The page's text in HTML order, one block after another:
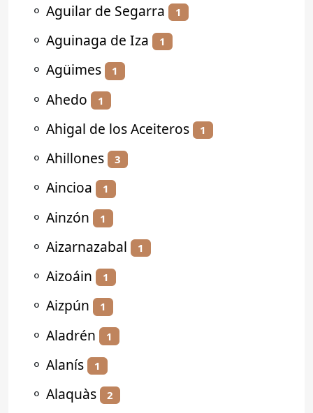
⚬ Aguilar de Segarra 1
⚬ Aguinaga de Iza 1
⚬ Agüimes 1
⚬ Ahedo 1
⚬ Ahigal de los Aceiteros 1
⚬ Ahillones 3
⚬ Aincioa 1
⚬ Ainzón 1
⚬ Aizarnazabal 1
⚬ Aizoáin 1
⚬ Aizpún 1
⚬ Aladrén 1
⚬ Alanís 1
⚬ Alaquàs 2